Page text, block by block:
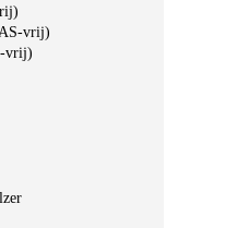
vrij)
vrij)